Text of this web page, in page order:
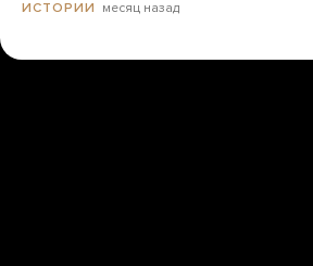
ИСТОРИИ месяц назад